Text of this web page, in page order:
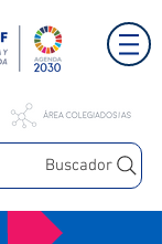
Buscador